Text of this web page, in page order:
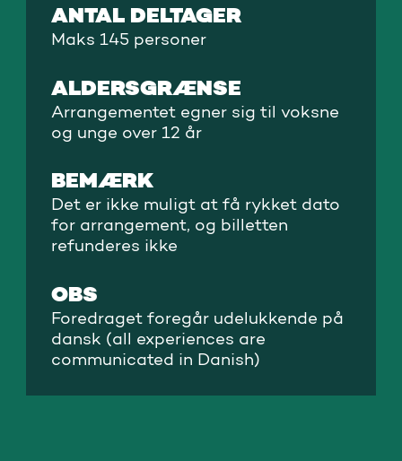
ANTAL DELTAGER
Maks 145 personer
ALDERSGRÆNSE
Arrangementet egner sig til voksne
og unge over 12 år
BEMÆRK
Det er ikke muligt at få rykket dato
for arrangement, og billetten
refunderes ikke
OBS
Foredraget foregår udelukkende på
dansk (all experiences are
communicated in Danish)